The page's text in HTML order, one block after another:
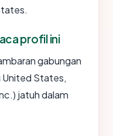
profil ini
gabungan
United States,
jatuh dalam